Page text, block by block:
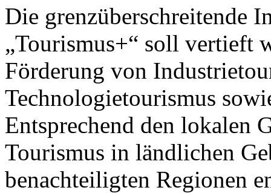
Die grenzüberschreitende
„Tourismus+“ soll vertieft
Förderung von
Technologietourismus
Entsprechend den lokalen
Tourismus in ländlichen
benachteiligten Regionen